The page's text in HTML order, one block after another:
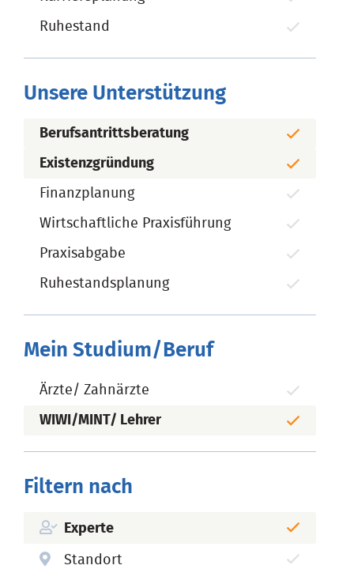
Ruhestand
Unsere Unterstützung
Berufsantrittsberatung
Existenzgründung
Finanzplanung
Wirtschaftliche Praxisführung
Praxisabgabe
Ruhestandsplanung
Mein Studium/Beruf
Ärzte/ Zahnärzte
WIWI/MINT/ Lehrer
Filtern nach
Experte
Standort